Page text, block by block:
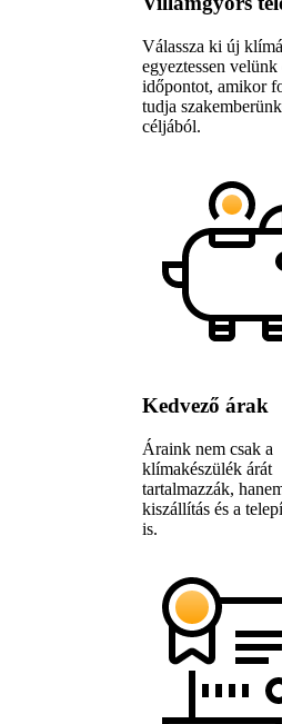
Válassza ki új
egyeztessen velünk
időpontot, amikor
tudja
céljából.
Kedvező árak
Áraink nem csak a
klímakészülék árát
tartalmazzák,
kiszállítás és a
is.